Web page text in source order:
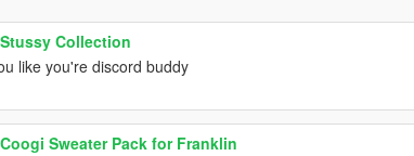
Stussy Collection
like you're discord buddy
Coogi Sweater Pack for Franklin